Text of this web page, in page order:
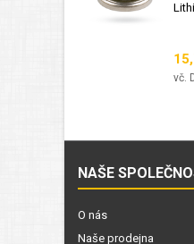
vč.
NAŠE
O nás
Naše prodejna